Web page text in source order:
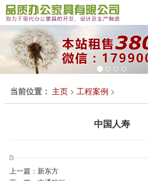
Previous
当前位置： 主页 > 工程案例 >
中国人寿
上一篇： 新东方